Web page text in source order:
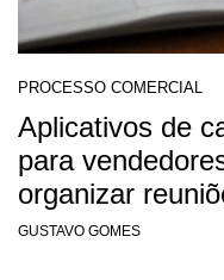
PROCESSO COMERCIAL
Aplicativos de
para
organizar
GUSTAVO GOMES